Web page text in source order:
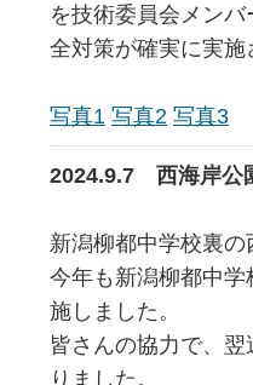
を技術委員会メン
全対策が確実に実
写真1 写真2 写真3
2024.9.7 西海岸公
新潟柳都中学校裏
今年も新潟柳都中
施しました。
皆さんの協力で、
りました。